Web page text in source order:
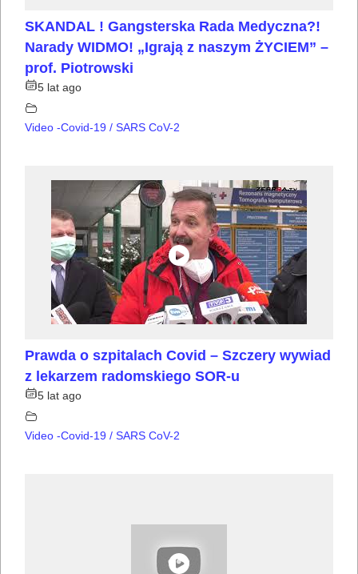
SKANDAL ! Gangsterska Rada Medyczna?!
Narady WIDMO! „Igrają z naszym ŻYCIEM” –
prof. Piotrowski
5 lat ago
Video -Covid-19 / SARS CoV-2
Prawda o szpitalach Covid – Szczery wywiad
z lekarzem radomskiego SOR-u
5 lat ago
Video -Covid-19 / SARS CoV-2